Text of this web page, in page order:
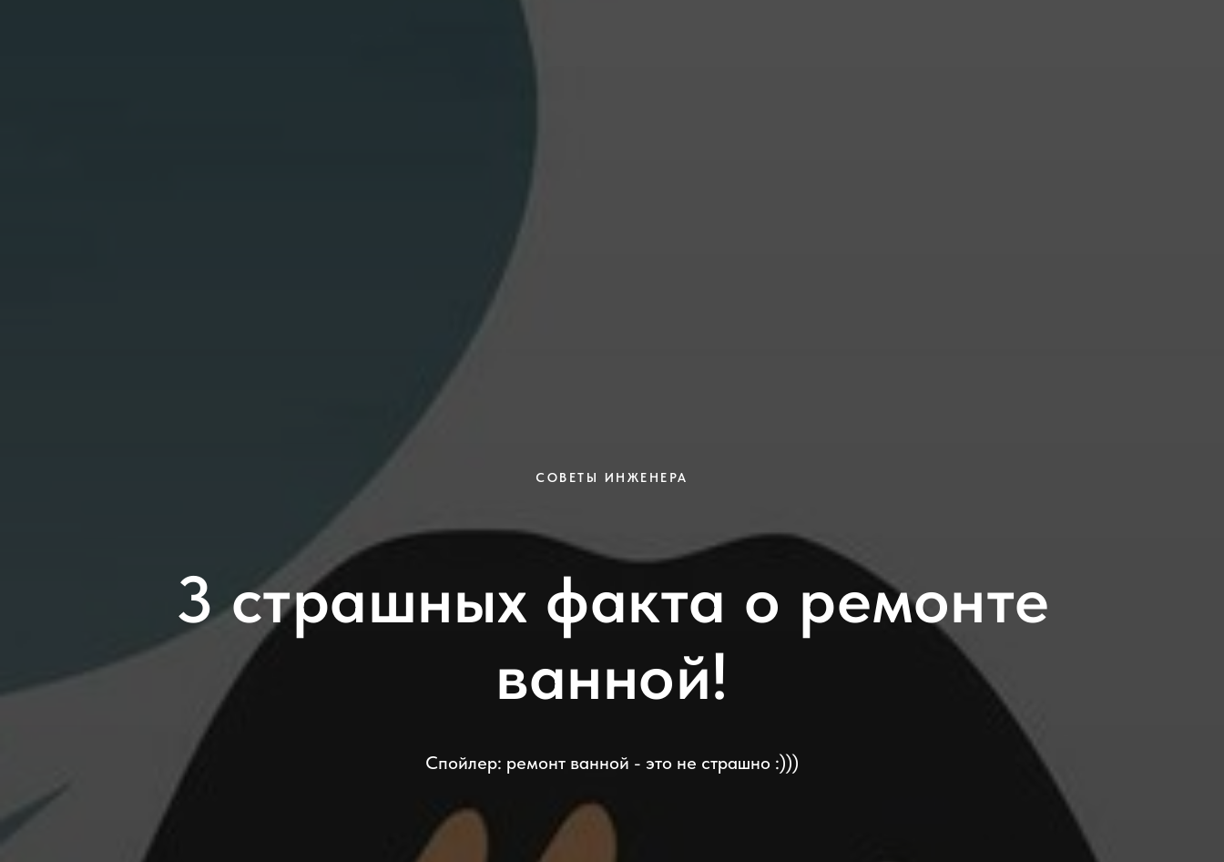
СОВЕТЫ ИНЖЕНЕРА
3 страшных факта о ремонте
ванной!
Спойлер: ремонт ванной - это не страшно :)))